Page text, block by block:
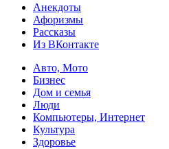
Анекдоты
Афоризмы
Рассказы
Из ВКонтакте
Авто, Мото
Бизнес
Дом и семья
Люди
Компьютеры, Интернет
Культура
Здоровье